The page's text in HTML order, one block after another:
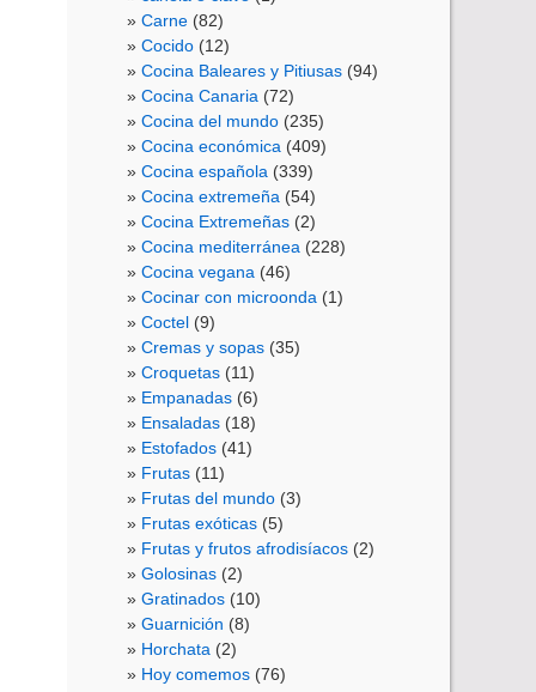
Carne (82)
Cocido (12)
Cocina Baleares y Pitiusas (94)
Cocina Canaria (72)
Cocina del mundo (235)
Cocina económica (409)
Cocina española (339)
Cocina extremeña (54)
Cocina Extremeñas (2)
Cocina mediterránea (228)
Cocina vegana (46)
Cocinar con microonda (1)
Coctel (9)
Cremas y sopas (35)
Croquetas (11)
Empanadas (6)
Ensaladas (18)
Estofados (41)
Frutas (11)
Frutas del mundo (3)
Frutas exóticas (5)
Frutas y frutos afrodisíacos (2)
Golosinas (2)
Gratinados (10)
Guarnición (8)
Horchata (2)
Hoy comemos (76)